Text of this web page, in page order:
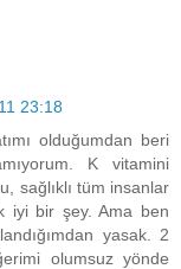
23:18
olduğumdan beri
K vitamini
sağlıklı tüm insanlar
iyi bir şey. Ama ben
yasak. 2
olumsuz yönde